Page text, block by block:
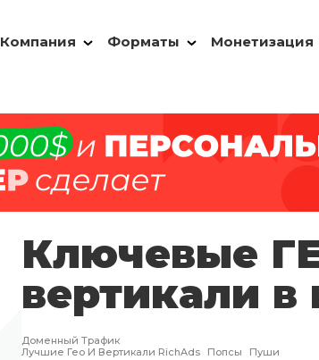
Компания Форматы Монетизация
Ключевые
вертикали в
Доменный Трафик
Лучшие Гео И Вертикали RichAds
Попсы Пуши